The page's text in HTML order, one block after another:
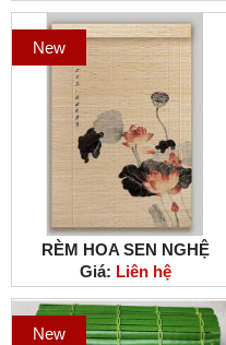
LỚN
New
RÈM HOA SEN NGHỆ
THUẬT ĐƯỢC ƯA CHUỘNG
NHẤT 2023
Giá: Liên hệ
New